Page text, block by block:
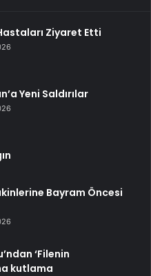
Ziyaret Etti
Yeni Saldırılar
Bayram Öncesi
‘Filenin
kutlama